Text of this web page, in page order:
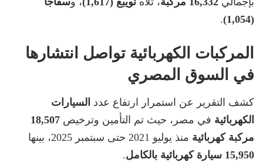
(1,054)
.
المركبات الكهربائية تواصل انتشارها
في السوق المصري
كشف التقرير عن استمرار ارتفاع عدد السيارات
الكهربائية في مصر، حيث تم التأمين وترخيص 18,507
مركبة كهربائية منذ يوليو 2021 حتى سبتمبر 2025، بينها
15,950 سيارة كهربائية بالكامل
.